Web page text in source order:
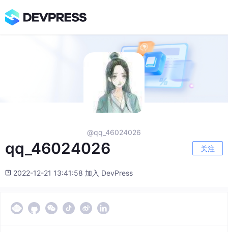
@qq_46024026
qq_46024026 关注
2022-12-21 13:41:58 加入 DevPress